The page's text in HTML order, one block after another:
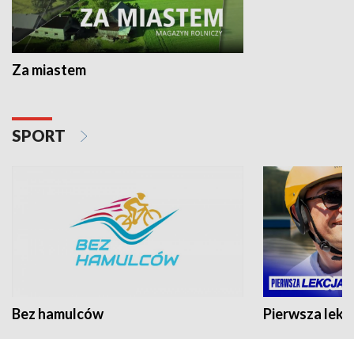
Za miastem
SPORT
Bez hamulców Pierwsza